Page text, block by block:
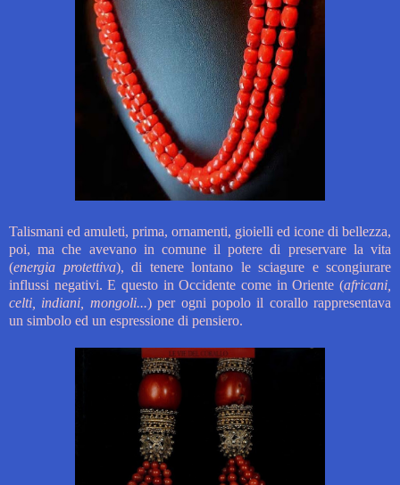
Talismani ed amuleti, prima, ornamenti, gioielli ed icone di bellezza,
poi, ma che avevano in comune il potere di preservare la vita
(energia protettiva), di tenere lontano le sciagure e scongiurare
influssi negativi. E questo in Occidente come in Oriente (africani,
celti, indiani, mongoli...)per ogni popolo il corallo rappresentava
un simbolo ed un espressione di pensiero.